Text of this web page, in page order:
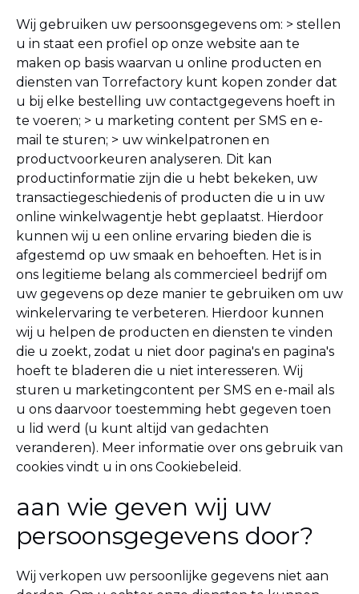
Wij gebruiken uw persoonsgegevens om: > stellen
u in staat een profiel op onze website aan te
maken op basis waarvan u online producten en
diensten van Torrefactory kunt kopen zonder dat
u bij elke bestelling uw contactgegevens hoeft in
te voeren; > u marketing content per SMS en e-
mail te sturen; > uw winkelpatronen en
productvoorkeuren analyseren. Dit kan
productinformatie zijn die u hebt bekeken, uw
transactiegeschiedenis of producten die u in uw
online winkelwagentje hebt geplaatst. Hierdoor
kunnen wij u een online ervaring bieden die is
afgestemd op uw smaak en behoeften. Het is in
ons legitieme belang als commercieel bedrijf om
uw gegevens op deze manier te gebruiken om uw
winkelervaring te verbeteren. Hierdoor kunnen
wij u helpen de producten en diensten te vinden
die u zoekt, zodat u niet door pagina's en pagina's
hoeft te bladeren die u niet interesseren. Wij
sturen u marketingcontent per SMS en e-mail als
u ons daarvoor toestemming hebt gegeven toen
u lid werd (u kunt altijd van gedachten
veranderen). Meer informatie over ons gebruik van
cookies vindt u in ons Cookiebeleid.
aan wie geven wij uw
persoonsgegevens door?
Wij verkopen uw persoonlijke gegevens niet aan